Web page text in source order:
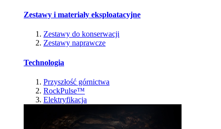
Zestawy i materiały eksploatacyjne
Zestawy do konserwacji
Zestawy naprawcze
Technologia
Przyszłość górnictwa
RockPulse™
Elektryfikacja